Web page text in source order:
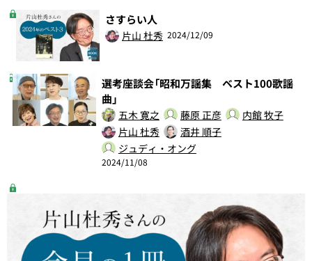
さすらい人
片山 杜秀 2024/12/09
選考座談会「昭和万謡集 ベスト100歌謡
曲」
五木 寛之 藤原 正彦
内館 牧子
片山 杜秀
酒井 順子
ジュディ・オング
2024/11/08